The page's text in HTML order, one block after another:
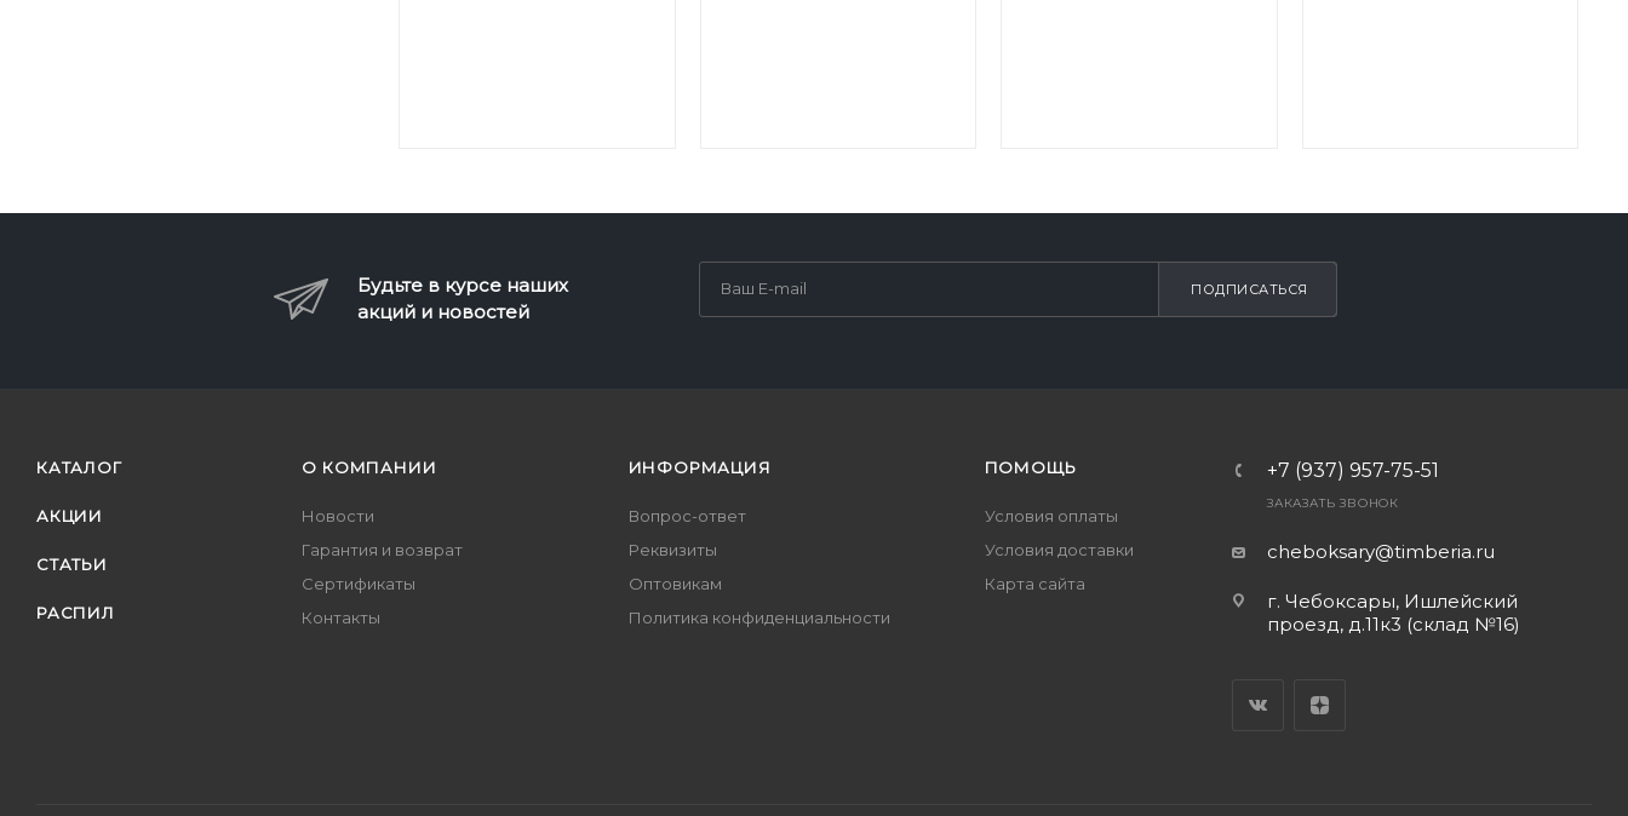
Будьте в курсе наших
акций и новостей
ПОДПИСАТЬСЯ
КАТАЛОГ
АКЦИИ
СТАТЬИ
РАСПИЛ
О КОМПАНИИ
Новости
Гарантия и возврат
Сертификаты
Контакты
ИНФОРМАЦИЯ
Вопрос-ответ
Реквизиты
Оптовикам
Политика конфиденциальности
ПОМОЩЬ
Условия оплаты
Условия доставки
Карта сайта
+7 (937) 957-75-51
ЗАКАЗАТЬ ЗВОНОК
cheboksary@timberia.ru
г. Чебоксары, Ишлейский
проезд, д.11к3 (склад №16)